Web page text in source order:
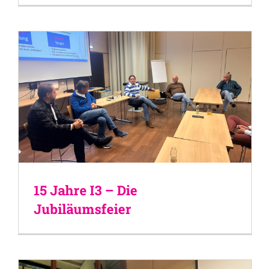
15 Jahre I3 – Die
Jubiläumsfeier